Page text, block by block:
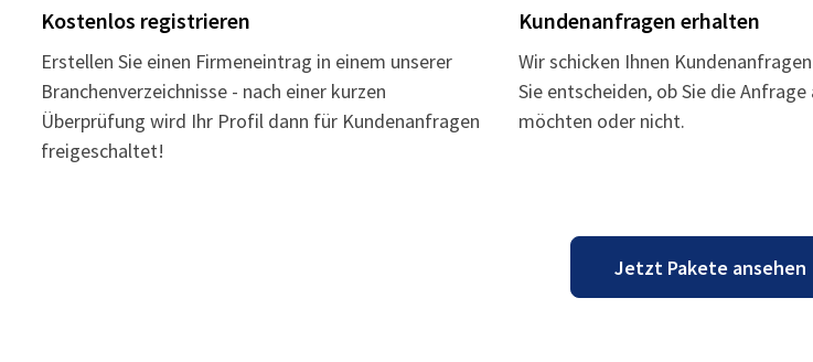
Kostenlos registrieren
Erstellen Sie einen Firmeneintrag in einem unserer
Branchenverzeichnisse - nach einer kurzen
Überprüfung wird Ihr Profil dann für Kundenanfragen
freigeschaltet!
Kundenanfragen erhalten
Wir schicken Ihnen
Sie entscheiden, ob Sie die Anfrage
möchten oder nicht.